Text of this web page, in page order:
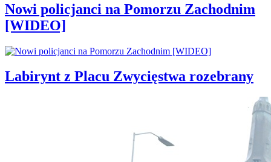
Nowi policjanci na Pomorzu Zachodnim
[WIDEO]
Labirynt z Placu Zwycięstwa rozebrany